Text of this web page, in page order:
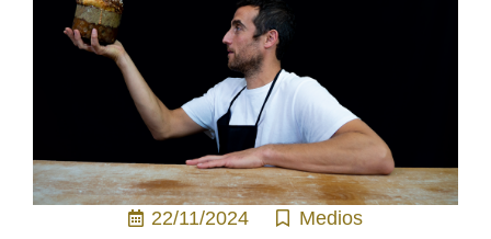
22/11/2024 Medios